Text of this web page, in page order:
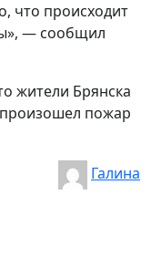
что происходит
— сообщил
жители Брянска
пожар
Галина